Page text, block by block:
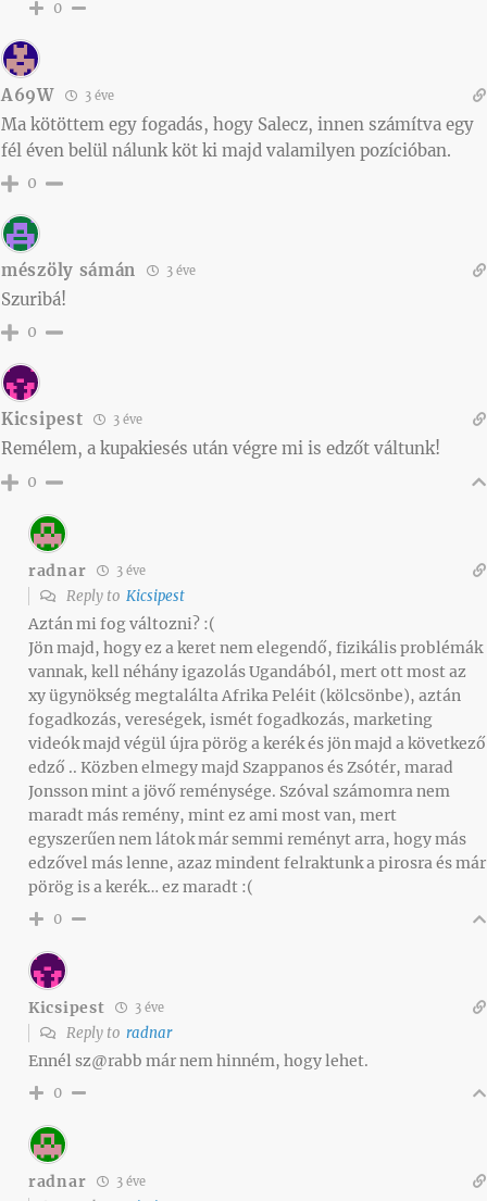
0
A69W 3 éve
Ma kötöttem egy fogadás, hogy Salecz, innen számítva egy
fél éven belül nálunk köt ki majd valamilyen pozícióban.
0
mészöly sámán 3 éve
Szuribá!
0
Kicsipest 3 éve
Remélem, a kupakiesés után végre mi is edzőt váltunk!
0
radnar 3 éve
Reply to Kicsipest
Aztán mi fog változni? :(
Jön majd, hogy ez a keret nem elegendő, fizikális problémák
vannak, kell néhány igazolás Ugandából, mert ott most az
xy ügynökség megtalálta Afrika Peléit (kölcsönbe), aztán
fogadkozás, vereségek, ismét fogadkozás, marketing
videók majd végül újra pörög a kerék és jön majd a következő
edző .. Közben elmegy majd Szappanos és Zsótér, marad
Jonsson mint a jövő reménysége. Szóval számomra nem
maradt más remény, mint ez ami most van, mert
egyszerűen nem látok már semmi reményt arra, hogy más
edzővel más lenne, azaz mindent felraktunk a pirosra és már
pörög is a kerék… ez maradt :(
0
Kicsipest 3 éve
Reply to radnar
Ennél sz@rabb már nem hinném, hogy lehet.
0
radnar 3 éve